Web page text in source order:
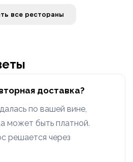
Показать все рестораны
доставка?
по вашей вине,
может быть платной.
решается через